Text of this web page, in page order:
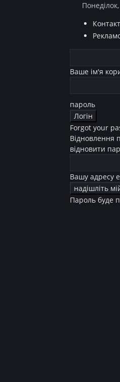
Ваше ім'я
пароль
Forgot your
Відновлення
відновити
Вашу адресу
Пароль буде